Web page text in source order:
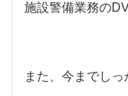
施設警備業務の
また、今までし